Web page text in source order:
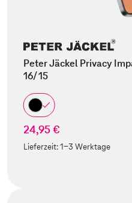
Peter Jäckel Privacy
16/ 15
24,95 €
Lieferzeit:1-3 Werktage